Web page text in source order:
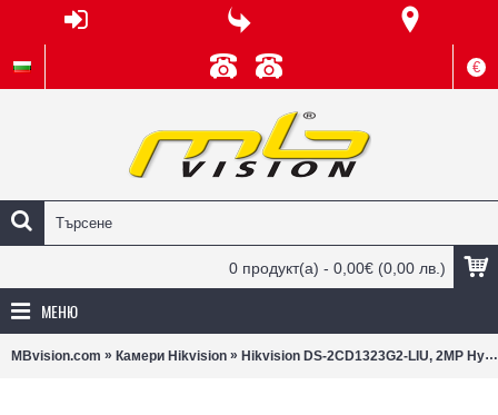
€
0 продукт(а) - 0,00€ (0,00 лв.)
МЕНЮ
MBvision.com » Камери Hikvision » Hikvision DS-2CD1323G2-LIU, 2MP Hybrid ColorVu IP камера